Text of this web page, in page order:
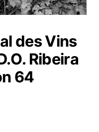
des Vins
Ribeira
64